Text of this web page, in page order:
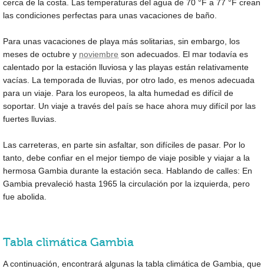
cerca de la costa. Las temperaturas del agua de 70 °F a 77 °F crean
las condiciones perfectas para unas vacaciones de baño.
Para unas vacaciones de playa más solitarias, sin embargo, los
meses de octubre y noviembre son adecuados. El mar todavía es
calentado por la estación lluviosa y las playas están relativamente
vacías. La temporada de lluvias, por otro lado, es menos adecuada
para un viaje. Para los europeos, la alta humedad es difícil de
soportar. Un viaje a través del país se hace ahora muy difícil por las
fuertes lluvias.
Las carreteras, en parte sin asfaltar, son difíciles de pasar. Por lo
tanto, debe confiar en el mejor tiempo de viaje posible y viajar a la
hermosa Gambia durante la estación seca. Hablando de calles: En
Gambia prevaleció hasta 1965 la circulación por la izquierda, pero
fue abolida.
Tabla climática Gambia
A continuación, encontrará algunas la tabla climática de Gambia, que